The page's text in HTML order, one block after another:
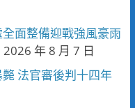
面整備迎戰強風豪雨
2026 年 8 月 7 日
法官審後判十四年